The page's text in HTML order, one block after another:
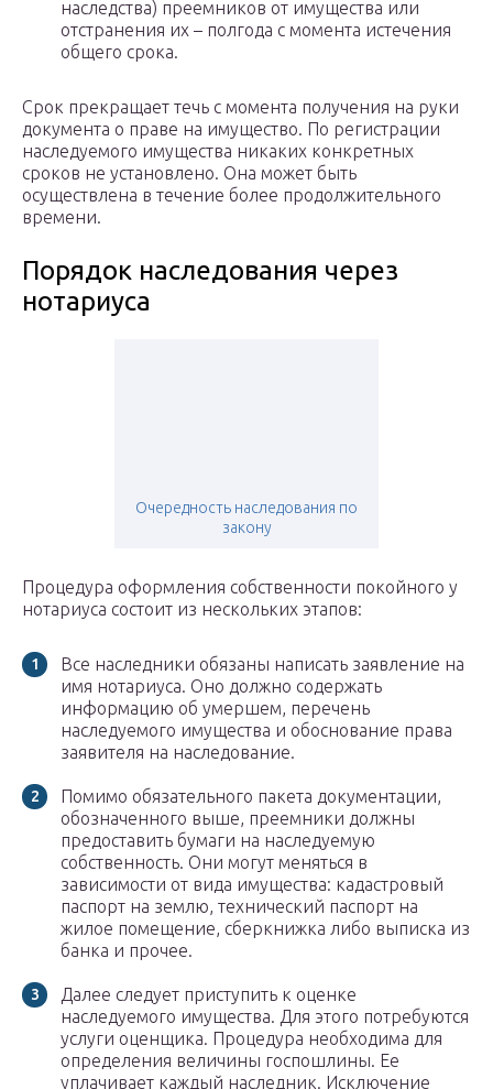
наследства) преемников от имущества или
отстранения их – полгода с момента истечения
общего срока.
Срок прекращает течь с момента получения на руки
документа о праве на имущество. По регистрации
наследуемого имущества никаких конкретных
сроков не установлено. Она может быть
осуществлена в течение более продолжительного
времени.
Порядок наследования через
нотариуса
Очередность наследования по
закону
Процедура оформления собственности покойного у
нотариуса состоит из нескольких этапов:
Все наследники обязаны написать заявление на
имя нотариуса. Оно должно содержать
информацию об умершем, перечень
наследуемого имущества и обоснование права
заявителя на наследование.
Помимо обязательного пакета документации,
обозначенного выше, преемники должны
предоставить бумаги на наследуемую
собственность. Они могут меняться в
зависимости от вида имущества: кадастровый
паспорт на землю, технический паспорт на
жилое помещение, сберкнижка либо выписка из
банка и прочее.
Далее следует приступить к оценке
наследуемого имущества. Для этого потребуются
услуги оценщика. Процедура необходима для
определения величины госпошлины. Ее
уплачивает каждый наследник. Исключение